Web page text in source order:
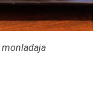
monladaja